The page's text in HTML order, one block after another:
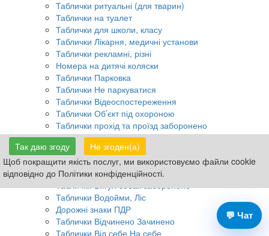
Так даю згоду
Не згоден(а)
Щоб покращити якість послуг, ми використовуємо файли cookie
відповідно до Політики конфіденційності.
Таблички ритуальні (для тварин)
Таблички на туалет
Таблички для школи, класу
Таблички Лікарня, медичні установи
Таблички рекламні, різні
Номера на дитячі коляски
Таблички Парковка
Таблички Не паркуватися
Таблички Відеоспостереження
Таблички Об’єкт під охороною
Таблички прохід та проїзд заборонено
Таблички Обережно Злий пес
Таблички для КПП, воріт, шлагбаумів
Таблички Не смітити
Таблички Не курити
Таблички Водойми, Ліс
Дорожні знаки ПДР
Таблички Відчинено Зачинено
Таблички Від себе На себе
💬 Чат